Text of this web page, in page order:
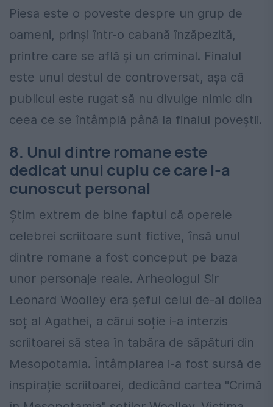
Piesa este o poveste despre un grup de
oameni, prinși într-o cabană înzăpezită,
printre care se află și un criminal. Finalul
este unul destul de controversat, așa că
publicul este rugat să nu divulge nimic din
ceea ce se întâmplă până la finalul poveștii.
8. Unul dintre romane este
dedicat unui cuplu ce care l-a
cunoscut personal
Știm extrem de bine faptul că operele
celebrei scriitoare sunt fictive, însă unul
dintre romane a fost conceput pe baza
unor personaje reale. Arheologul Sir
Leonard Woolley era șeful celui de-al doilea
soț al Agathei, a cărui soție i-a interzis
scriitoarei să stea în tabăra de săpături din
Mesopotamia. Întâmplarea i-a fost sursă de
inspirație scriitoarei, dedicând cartea "Crimă